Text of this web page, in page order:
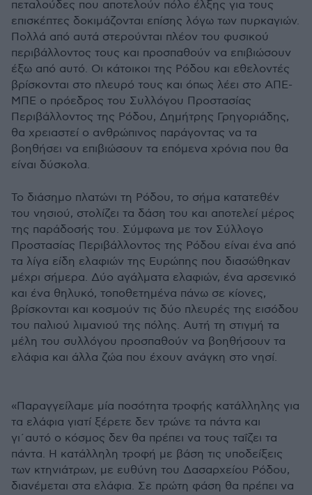
πεταλούδες που αποτελούν πόλο έλξης για τους
επισκέπτες δοκιμάζονται επίσης λόγω των πυρκαγιών.
Πολλά από αυτά στερούνται πλέον του φυσικού
περιβάλλοντος τους και προσπαθούν να επιβιώσουν
έξω από αυτό. Οι κάτοικοι της Ρόδου και εθελοντές
βρίσκονται στο πλευρό τους και όπως λέει στο ΑΠΕ-
ΜΠΕ ο πρόεδρος του Συλλόγου Προστασίας
Περιβάλλοντος της Ρόδου, Δημήτρης Γρηγοριάδης,
θα χρειαστεί ο ανθρώπινος παράγοντας να τα
βοηθήσει να επιβιώσουν τα επόμενα χρόνια που θα
είναι δύσκολα.
Το διάσημο πλατώνι τη Ρόδου, το σήμα κατατεθέν
του νησιού, στολίζει τα δάση του και αποτελεί μέρος
της παράδοσής του. Σύμφωνα με τον Σύλλογο
Προστασίας Περιβάλλοντος της Ρόδου είναι ένα από
τα λίγα είδη ελαφιών της Ευρώπης που διασώθηκαν
μέχρι σήμερα. Δύο αγάλματα ελαφιών, ένα αρσενικό
και ένα θηλυκό, τοποθετημένα πάνω σε κίονες,
βρίσκονται και κοσμούν τις δύο πλευρές της εισόδου
του παλιού λιμανιού της πόλης. Αυτή τη στιγμή τα
μέλη του συλλόγου προσπαθούν να βοηθήσουν τα
ελάφια και άλλα ζώα που έχουν ανάγκη στο νησί.
«Παραγγείλαμε μία ποσότητα τροφής κατάλληλης για
τα ελάφια γιατί ξέρετε δεν τρώνε τα πάντα και
γι΄αυτό ο κόσμος δεν θα πρέπει να τους ταΐζει τα
πάντα. Η κατάλληλη τροφή με βάση τις υποδείξεις
των κτηνιάτρων, με ευθύνη του Δασαρχείου Ρόδου,
διανέμεται στα ελάφια. Σε πρώτη φάση θα πρέπει να